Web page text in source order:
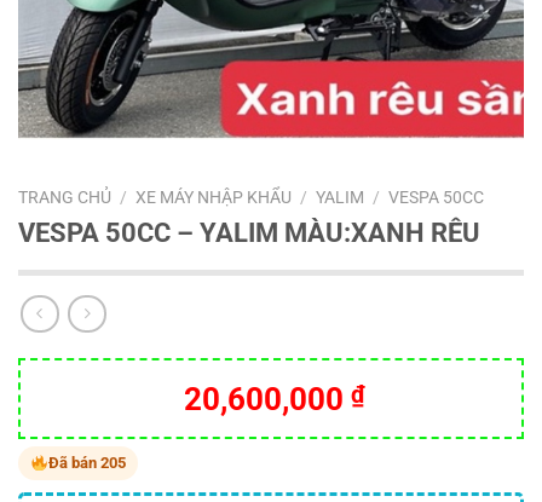
TRANG CHỦ / XE MÁY NHẬP KHẨU / YALIM / VESPA 50CC
VESPA 50CC – YALIM MÀU:XANH RÊU
20,600,000 ₫
Đã bán 205